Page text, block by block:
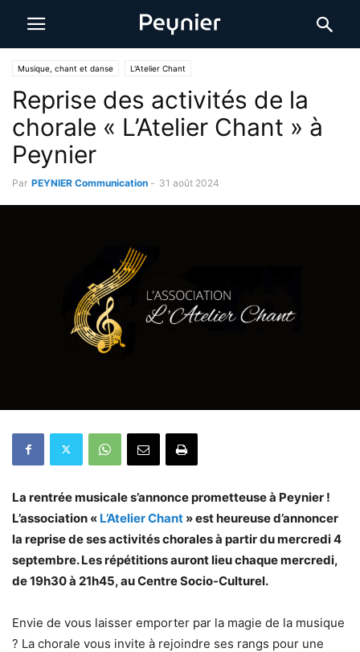
Musique, chant et danse L'Atelier Chant
Reprise des activités de la
chorale « L’Atelier Chant » à
Peynier
Par PEYNIER Communication - 31 août 2024
La rentrée musicale s’annonce prometteuse à Peynier !
L’association « L’Atelier Chant » est heureuse d’annoncer
la reprise de ses activités chorales à partir du mercredi 4
septembre. Les répétitions auront lieu chaque mercredi,
de 19h30 à 21h45, au Centre Socio-Culturel.
Envie de vous laisser emporter par la magie de la musique
? La chorale vous invite à rejoindre ses rangs pour une